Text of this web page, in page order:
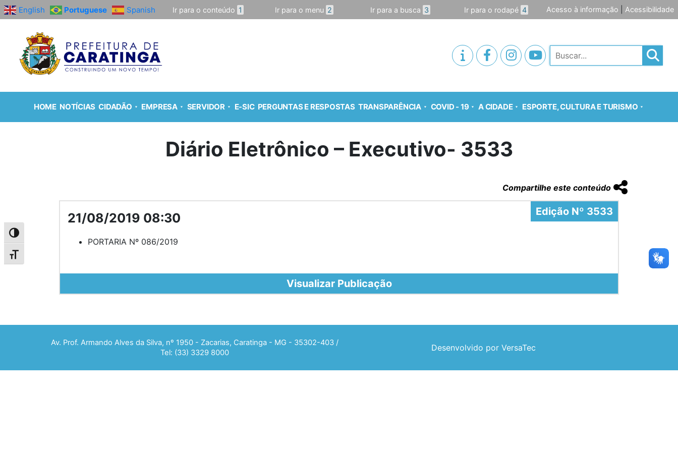
Alternar alto contraste
Alternar tamanho da fonte
English Portuguese Spanish Ir para o conteúdo 1 Ir para o menu 2 Ir para a busca 3 Ir para o rodapé 4 Acesso à informação Acessibilidade
Pesquisar
HOME NOTÍCIAS CIDADÃO EMPRESA SERVIDOR E-SIC PERGUNTAS E RESPOSTAS TRANSPARÊNCIA COVID - 19 A CIDADE ESPORTE, CULTURA E TURISMO
Diário Eletrônico – Executivo- 3533
Compartilhe este conteúdo
Edição Nº 3533
21/08/2019 08:30
PORTARIA Nº 086/2019
Visualizar Publicação
Av. Prof. Armando Alves da Silva, nº 1950 - Zacarias, Caratinga - MG - 35302-403 /
Tel: (33) 3329 8000
Desenvolvido por VersaTec